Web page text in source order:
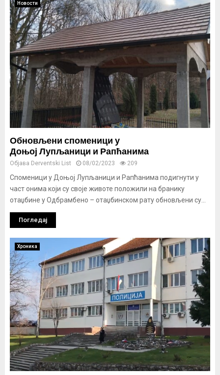
Новости
Обновљени споменици у
Доњој Лупљаници и Рапћанима
Објава Derventski List 08/02/2023 209
Споменици у Доњој Лупљаници и Рапћанима подигнути у
част онима који су своје животе положили на бранику
отаџбине у Одбрамбено – отаџбинском рату обновљени су...
Погледај
Хроника